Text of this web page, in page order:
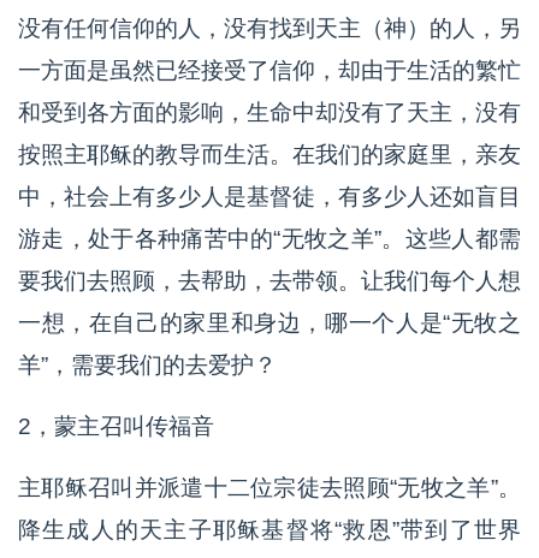
没有任何信仰的人，没有找到天主（神）的人，另
一方面是虽然已经接受了信仰，却由于生活的繁忙
和受到各方面的影响，生命中却没有了天主，没有
按照主耶稣的教导而生活。在我们的家庭里，亲友
中，社会上有多少人是基督徒，有多少人还如盲目
游走，处于各种痛苦中的“无牧之羊”。这些人都需
要我们去照顾，去帮助，去带领。让我们每个人想
一想，在自己的家里和身边，哪一个人是“无牧之
羊”，需要我们的去爱护？
2，蒙主召叫传福音
主耶稣召叫并派遣十二位宗徒去照顾“无牧之羊”。
降生成人的天主子耶稣基督将“救恩”带到了世界